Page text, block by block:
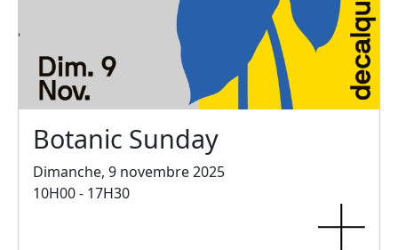
Botanic Sunday
Dimanche, 9 novembre 2025
10H00 - 17H30